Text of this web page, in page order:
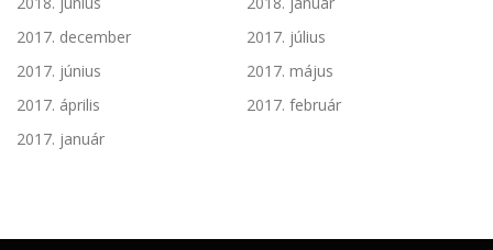
2017. december
2017. július
2017. június
2017. május
2017. április
2017. február
2017. január